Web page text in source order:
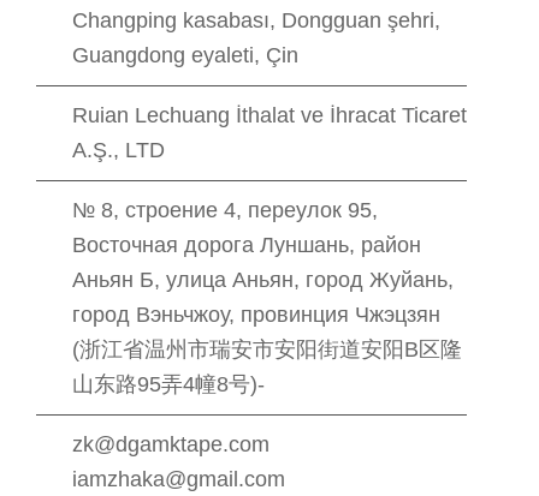
Changping kasabası, Dongguan şehri,
Guangdong eyaleti, Çin
Ruian Lechuang İthalat ve İhracat Ticaret
A.Ş., LTD
№ 8, строение 4, переулок 95,
Восточная дорога Луншань, район
Аньян Б, улица Аньян, город Жуйань,
город Вэньчжоу, провинция Чжэцзян
(浙江省温州市瑞安市安阳街道安阳B区隆
山东路95弄4幢8号)-
zk@dgamktape.com
iamzhaka@gmail.com